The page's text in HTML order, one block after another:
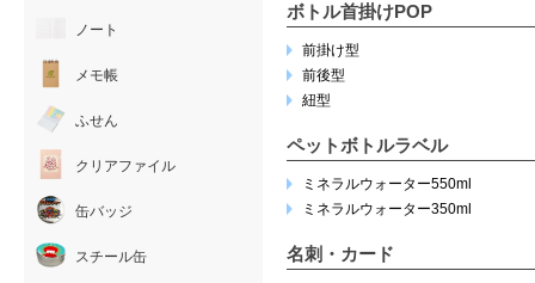
ボトル首掛けPOP
前掛け型
前後型
紐型
ペットボトルラベル
ミネラルウォーター550ml
ミネラルウォーター350ml
名刺・カード
ノート
メモ帳
ふせん
クリアファイル
缶バッジ
スチール缶